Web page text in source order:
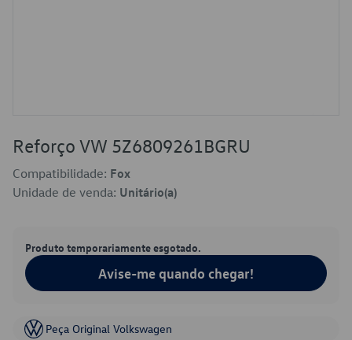
Reforço VW 5Z6809261BGRU
Compatibilidade: Fox
Unidade de venda: Unitário(a)
Produto temporariamente esgotado.
Avise-me quando chegar!
Peça Original Volkswagen